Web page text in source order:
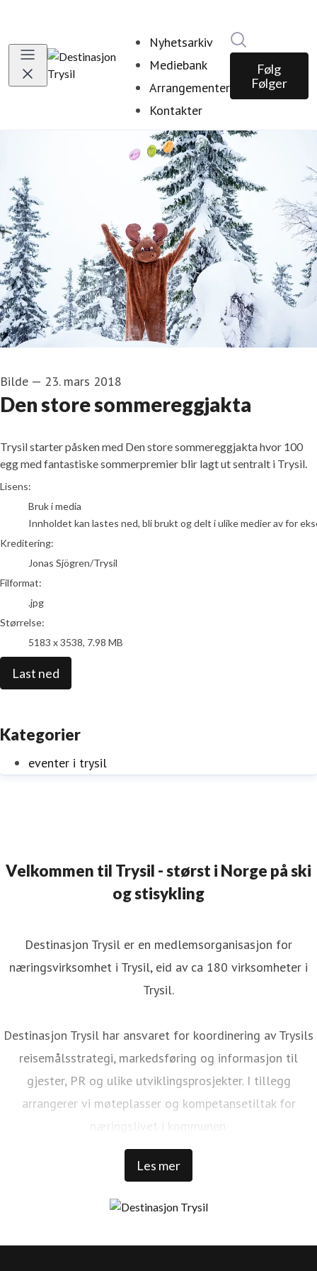
Nyhetsarkiv
Mediebank
Arrangementer
Kontakter
Følg
Følger
Bilde — 23. mars 2018
Den store sommereggjakta
Trysil starter påsken med Den store sommereggjakta hvor 100
egg med fantastiske sommerpremier blir lagt ut sentralt i Trysil.
Jonas Sjögren/Trysil
Lisens:
Bruk i media
Innholdet kan lastes ned, bli brukt og delt i ulike medier av for
Kreditering:
Jonas Sjögren/Trysil
Filformat:
.jpg
Størrelse:
5183 x 3538, 7.98 MB
Last ned
Kategorier
eventer i trysil
Velkommen til Trysil - størst i Norge på ski
og stisykling
Les mer
Destinasjon Trysil er en medlemsorganisasjon for
næringsvirksomhet i Trysil, eid av ca 180 virksomheter i
Trysil.
Destinasjon Trysil har ansvaret for koordinering av Trysils
reisemålsstrategi, markedsføring og informasjon til
gjester, PR og ulike utviklingsprosjekter. I tillegg
arrangerer vi møteplasser og kompetansetiltak for
næringslivet i kommunen.
Trysil er Norges største ski- og stisykkeldestinasjon. Vi har
Trysilfjellet, over 1 300 000 skidager, 456 millioner NOK i